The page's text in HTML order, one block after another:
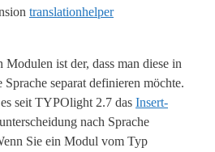
translationhelper
ist der, dass man diese in
separat definieren möchte.
seit TYPOlight 2.7 das Insert-
nach Sprache
Sie ein Modul vom Typ